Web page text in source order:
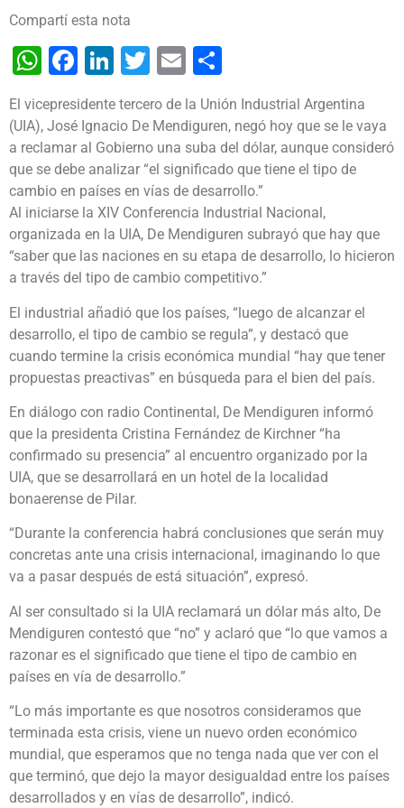
Compartí esta nota
WhatsApp
Facebook
LinkedIn
Twitter
Email
El vicepresidente tercero de la Unión Industrial Argentina
(UIA), José Ignacio De Mendiguren, negó hoy que se le vaya
a reclamar al Gobierno una suba del dólar, aunque consideró
que se debe analizar “el significado que tiene el tipo de
cambio en países en vías de desarrollo.”
Al iniciarse la XIV Conferencia Industrial Nacional,
organizada en la UIA, De Mendiguren subrayó que hay que
“saber que las naciones en su etapa de desarrollo, lo hicieron
a través del tipo de cambio competitivo.”
El industrial añadió que los países, “luego de alcanzar el
desarrollo, el tipo de cambio se regula”, y destacó que
cuando termine la crisis económica mundial “hay que tener
propuestas preactivas” en búsqueda para el bien del país.
En diálogo con radio Continental, De Mendiguren informó
que la presidenta Cristina Fernández de Kirchner “ha
confirmado su presencia” al encuentro organizado por la
UIA, que se desarrollará en un hotel de la localidad
bonaerense de Pilar.
“Durante la conferencia habrá conclusiones que serán muy
concretas ante una crisis internacional, imaginando lo que
va a pasar después de está situación”, expresó.
Al ser consultado si la UIA reclamará un dólar más alto, De
Mendiguren contestó que “no” y aclaró que “lo que vamos a
razonar es el significado que tiene el tipo de cambio en
países en vía de desarrollo.”
“Lo más importante es que nosotros consideramos que
terminada esta crisis, viene un nuevo orden económico
mundial, que esperamos que no tenga nada que ver con el
que terminó, que dejo la mayor desigualdad entre los países
desarrollados y en vías de desarrollo”, indicó.